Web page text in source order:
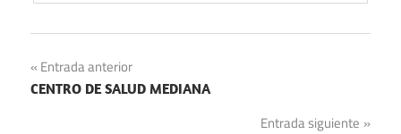
Navegación
de
Entrada anterior
CENTRO DE SALUD MEDIANA
Entrada siguiente